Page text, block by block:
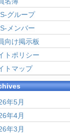
グループ
メンバー
向け掲示板
トポリシー
トマップ
年5月
年4月
年3月